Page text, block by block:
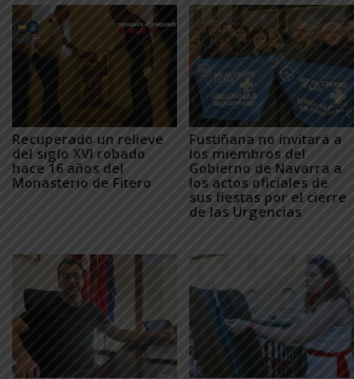
Recuperado un relieve
del siglo XVI robado
hace 16 años del
Monasterio de Fitero
Fustiñana no invitará a
los miembros del
Gobierno de Navarra a
los actos oficiales de
sus fiestas por el cierre
de las Urgencias